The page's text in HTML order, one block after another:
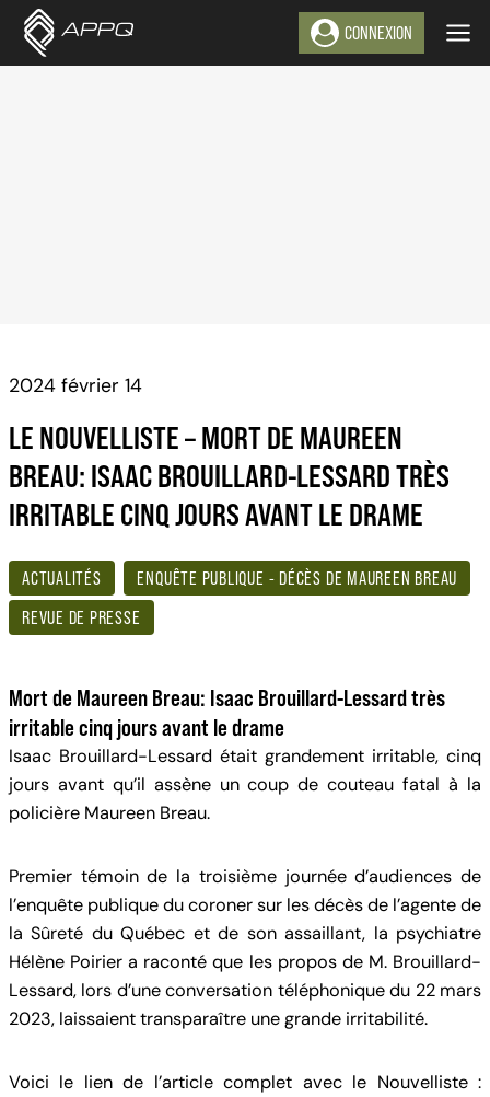
Aller
CONNEXION
ACTUALITÉS
ENQUÊTE PUBLIQUE - DÉCÈS DE MAUREEN BREAU
REVUE DE PRESSE
LE NOUVELLISTE – MORT DE MAUREEN
BREAU: ISAAC BROUILLARD-LESSARD TRÈS
IRRITABLE CINQ JOURS AVANT LE DRAME
2024 février 14
Mort de Maureen Breau: Isaac Brouillard-Lessard très
irritable cinq jours avant le drame
Isaac Brouillard-Lessard était grandement irritable, cinq
jours avant qu’il assène un coup de couteau fatal à la
policière Maureen Breau.
Premier témoin de la troisième journée d’audiences de
l’enquête publique du coroner sur les décès de l’agente de
la Sûreté du Québec et de son assaillant, la psychiatre
Hélène Poirier a raconté que les propos de M. Brouillard-
Lessard, lors d’une conversation téléphonique du 22 mars
2023, laissaient transparaître une grande irritabilité.
Voici le lien de l’article complet avec le Nouvelliste :